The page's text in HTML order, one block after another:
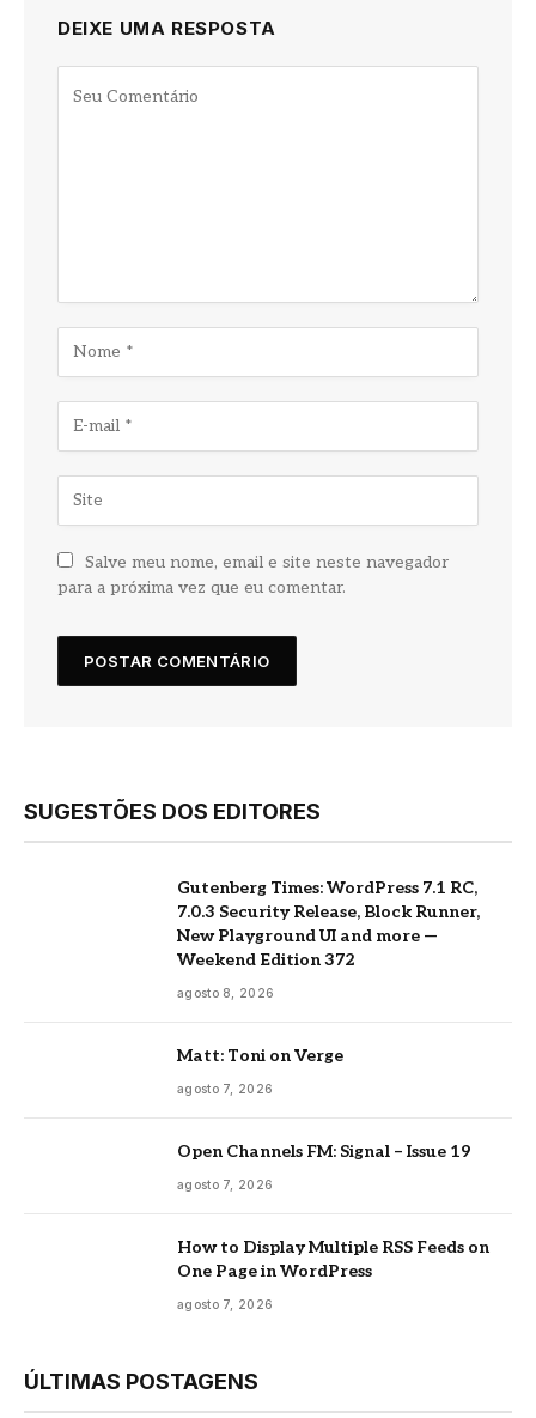
DEIXE UMA RESPOSTA
Salve meu nome, email e site neste navegador
para a próxima vez que eu comentar.
SUGESTÕES DOS EDITORES
Gutenberg Times: WordPress 7.1 RC,
7.0.3 Security Release, Block Runner,
New Playground UI and more —
Weekend Edition 372
agosto 8, 2026
Matt: Toni on Verge
agosto 7, 2026
Open Channels FM: Signal – Issue 19
agosto 7, 2026
How to Display Multiple RSS Feeds on
One Page in WordPress
agosto 7, 2026
ÚLTIMAS POSTAGENS